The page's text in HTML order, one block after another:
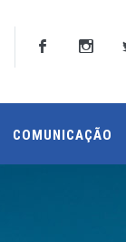
COMUNICAÇÃO